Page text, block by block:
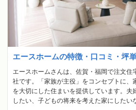
エースホームの特徴・口コミ・坪
エースホームさんは、佐賀・福岡で注文住
社です。「家族が主役」をコンセプトに、
を大切にした住まいを提供しています。夫
したい、子どもの将来を考えた家にしたい